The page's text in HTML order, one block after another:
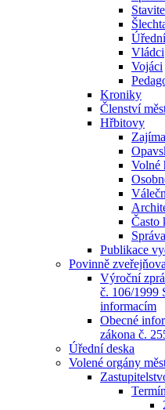
Vládci
Vojáci
Kroniky
Členství
Hřbitovy
Volné
Často
Publikace
Povinně
Výroční
č. 106/1999
informacím
Obecné
zákona č.
Úřední deska
Volené orgány